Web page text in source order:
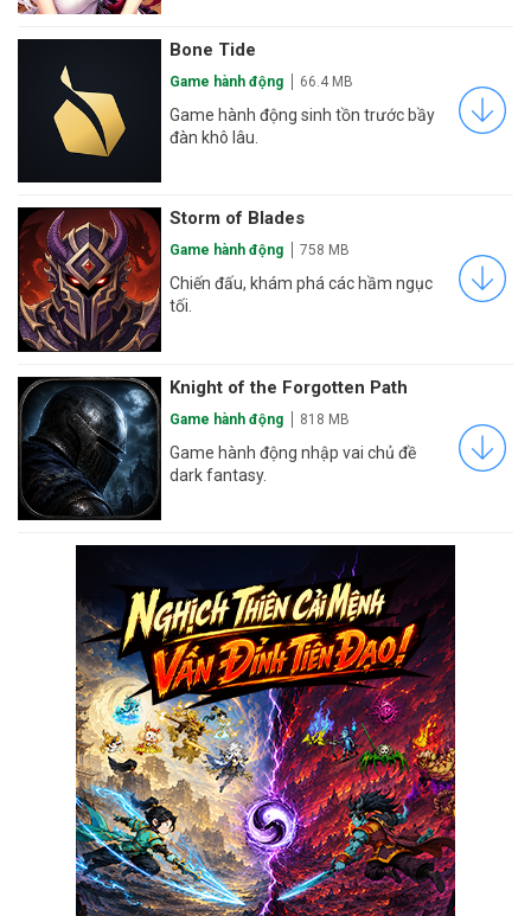
Bone Tide
Game hành động 66.4 MB
Game hành động sinh tồn trước bầy
đàn khô lâu.
Storm of Blades
Game hành động 758 MB
Chiến đấu, khám phá các hầm ngục
tối.
Knight of the Forgotten Path
Game hành động 818 MB
Game hành động nhập vai chủ đề
dark fantasy.